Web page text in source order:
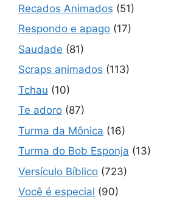
Recados Animados (51)
Respondo e apago (17)
Saudade (81)
Scraps animados (113)
Tchau (10)
Te adoro (87)
Turma da Mônica (16)
Turma do Bob Esponja (13)
Versículo Bíblico (723)
Você é especial (90)